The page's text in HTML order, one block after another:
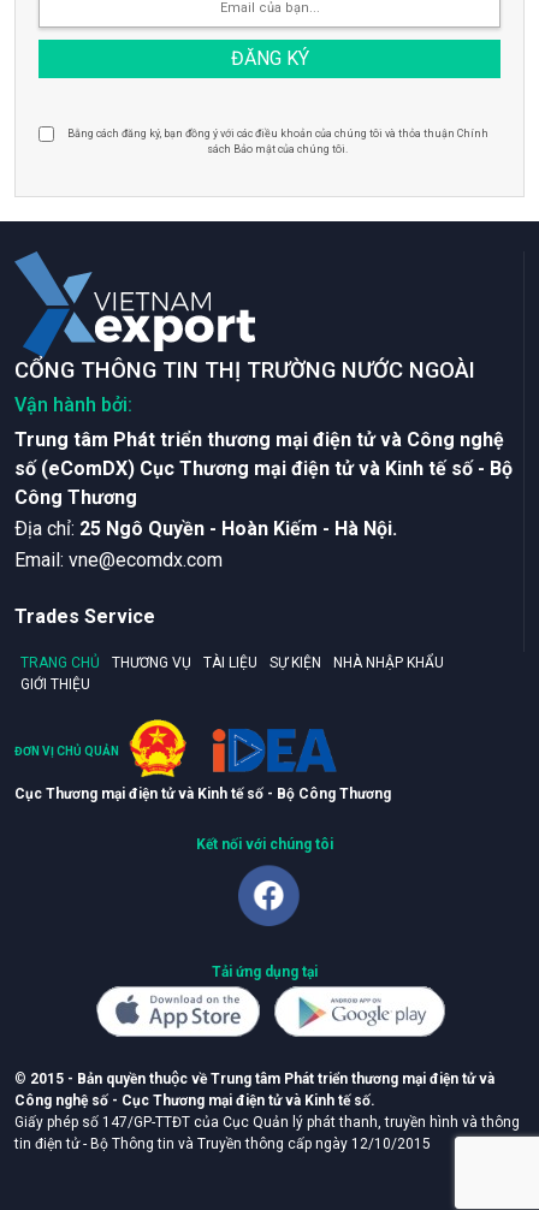
Bằng cách đăng ký, bạn đồng ý với các điều khoản của chúng tôi và thỏa thuận Chính
sách Bảo mật của chúng tôi.
CỔNG THÔNG TIN THỊ TRƯỜNG NƯỚC NGOÀI
Vận hành bởi:
Trung tâm Phát triển thương mại điện tử và Công nghệ
số (eComDX) Cục Thương mại điện tử và Kinh tế số - Bộ
Công Thương
Ðịa chỉ: 25 Ngô Quyền - Hoàn Kiếm - Hà Nội.
Email: vne@ecomdx.com
Trades Service
TRANG CHỦ THƯƠNG VỤ TÀI LIỆU SỰ KIỆN
NHÀ NHẬP KHẨU
GIỚI THIỆU
ĐƠN VỊ CHỦ QUẢN
Cục Thương mại điện tử và Kinh tế số - Bộ Công Thương
Kết nối với chúng tôi
Tải ứng dụng tại
© 2015 - Bản quyền thuộc về Trung tâm Phát triển thương mại điện tử và
Công nghệ số - Cục Thương mại điện tử và Kinh tế số.
Giấy phép số 147/GP-TTĐT của Cục Quản lý phát thanh, truyền hình và thông
tin điện tử - Bộ Thông tin và Truyền thông cấp ngày 12/10/2015